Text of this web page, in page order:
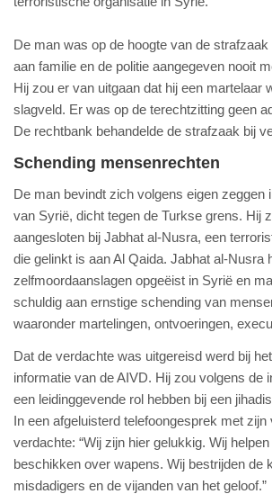
De man was op de hoogte van de
aan familie en de politie aangegeven nooit
Hij zou er van uitgaan dat hij een martelaar
slagveld. Er was op de terechtzitting geen
De rechtbank behandelde de strafzaak bij
Schending mensenrechten
De man bevindt zich volgens eigen zeggen
van Syrië, dicht tegen de Turkse grens. Hij
aangesloten bij Jabhat al-Nusra, een
die gelinkt is aan Al Qaida. Jabhat al-Nusra
zelfmoordaanslagen opgeëist in Syrië en
schuldig aan ernstige schending van
waaronder martelingen, ontvoeringen,
Dat de verdachte was uitgereisd werd bij
informatie van de AIVD. Hij zou volgens de
een leidinggevende rol hebben bij een
In een afgeluisterd telefoongesprek met zijn
verdachte: “Wij zijn hier gelukkig. Wij
beschikken over wapens. Wij bestrijden de
misdadigers en de vijanden van het geloof.”